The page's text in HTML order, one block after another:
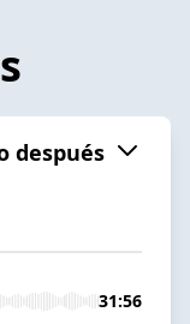
después
31:56